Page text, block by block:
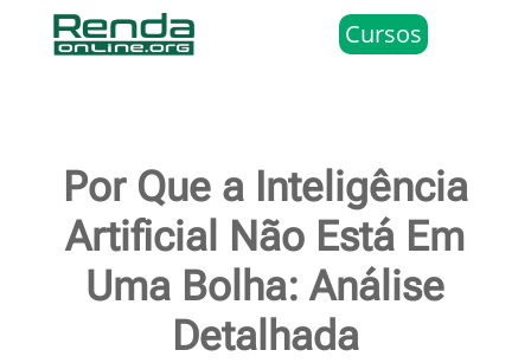
Cursos
Por Que a Inteligência
Artificial Não Está Em
Uma Bolha: Análise
Detalhada